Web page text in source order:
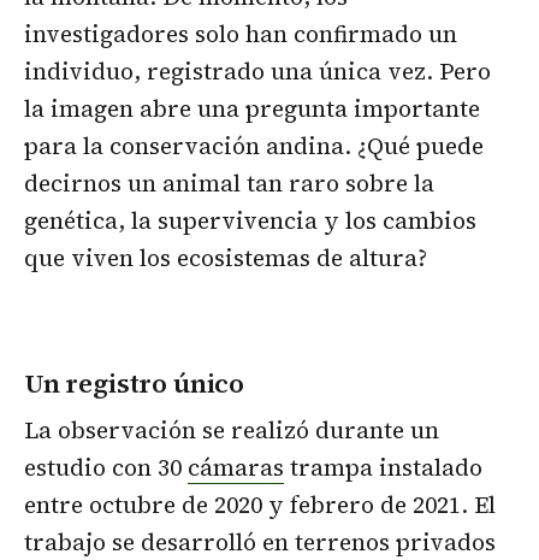
investigadores solo han confirmado un
individuo, registrado una única vez. Pero
la imagen abre una pregunta importante
para la conservación andina. ¿Qué puede
decirnos un animal tan raro sobre la
genética, la supervivencia y los cambios
que viven los ecosistemas de altura?
Un registro único
La observación se realizó durante un
estudio con 30 cámaras trampa instalado
entre octubre de 2020 y febrero de 2021. El
trabajo se desarrolló en terrenos privados